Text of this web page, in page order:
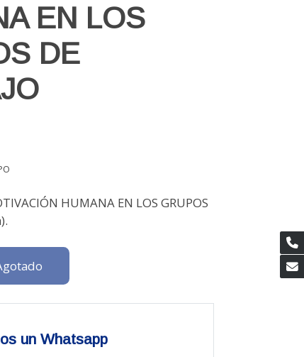
EN LOS
DE
HUMANA EN LOS GRUPOS
un Whatsapp